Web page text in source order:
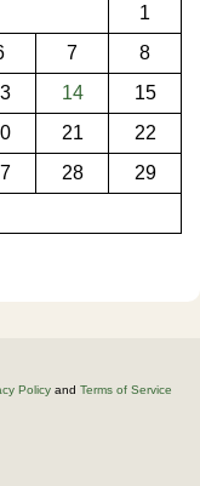
1
7
8
14
15
21
22
28
29
Policy and Terms of Service